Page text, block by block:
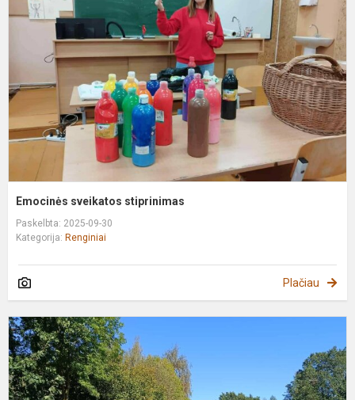
Emocinės sveikatos stiprinimas
Paskelbta: 2025-09-30
Kategorija: Renginiai
Plačiau